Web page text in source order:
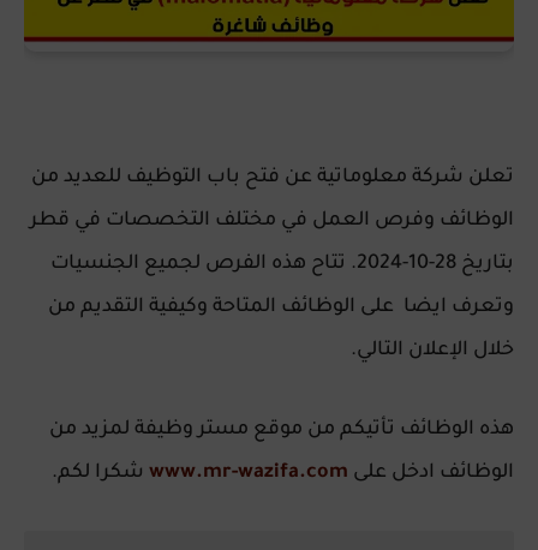
تعلن شركة معلوماتية عن فتح باب التوظيف للعديد من
الوظائف وفرص العمل في مختلف التخصصات في قطر
بتاريخ 28-10-2024. تتاح هذه الفرص لجميع الجنسيات
وتعرف ايضا على الوظائف المتاحة وكيفية التقديم من
خلال الإعلان التالي.
هذه الوظائف تأتيكم من موقع مستر وظيفة لمزيد من
الوظائف ادخل على www.mr-wazifa.com شكرا لكم.